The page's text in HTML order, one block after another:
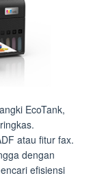
EcoTank,
atau fitur fax.
dengan
efisiensi